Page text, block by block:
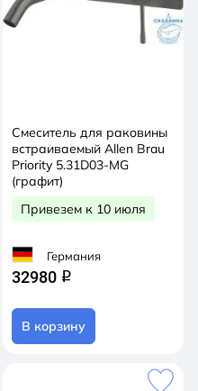
Смеситель для раковины
встраиваемый Allen Brau
Priority 5.31D03-MG
(графит)
Привезем к 10 июля
Германия
32980 q
В корзину